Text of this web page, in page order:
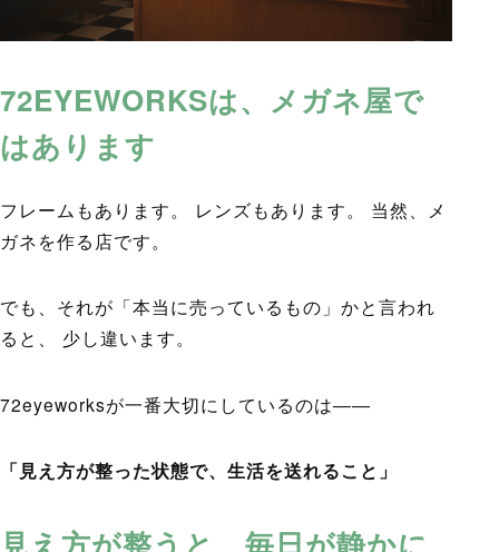
72EYEWORKSは、メガネ屋で
はあります
フレームもあります。 レンズもあります。 当然、メ
ガネを作る店です。
でも、それが「本当に売っているもの」かと言われ
ると、 少し違います。
72eyeworksが一番大切にしているのは――
「見え方が整った状態で、生活を送れること」